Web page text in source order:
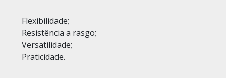
Flexibilidade;
Resistência a rasgo;
Versatilidade;
Praticidade.